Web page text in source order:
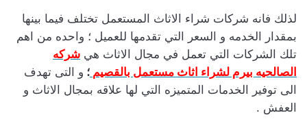
لذلك فانه شركات شراء الاثاث المستعمل تختلف فيما بينها
بمقدار الخدمه و السعر التي تقدمها للعميل ؛ واحده من اهم
تلك الشركات التي تعمل في مجال الاثاث هي شركه
الصالحيه بيرم لشراء اثاث مستعمل بالقصيم ؛ و التى تهدف
الى توفير الخدمات المتميزه التي لها علاقه بمجال الاثاث و
العفش .